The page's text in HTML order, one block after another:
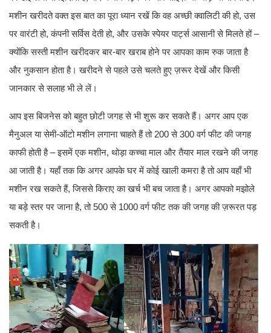
मशीन खरीदते वक्त इस बात का पूरा ध्यान रखें कि वह अच्छी क्वालिटी की हो, उस
पर वारंटी हो, कंपनी सर्विस देती हो, और उसके स्पेयर पार्ट्स आसानी से मिलते हों –
क्योंकि सस्ती मशीन खरीदकर बार-बार खराब होने पर आपका काम रुक जाता है
और नुकसान होता है। खरीदने से पहले उसे चलते हुए ज़रूर देखें और किसी
जानकार से सलाह भी ले लें।
आप इस बिजनेस को बहुत छोटी जगह से भी शुरू कर सकते हैं। अगर आप एक
मैनुअल या सेमी-ऑटो मशीन लगाना चाहते हैं तो 200 से 300 वर्ग फीट की जगह
काफी होती है – इसमें एक मशीन, थोड़ा कच्चा माल और तैयार माल रखने की जगह
आ जाती है। यहाँ तक कि अगर आपके घर में कोई खाली कमरा है तो आप वहाँ भी
मशीन रख सकते हैं, जिससे किराए का खर्च भी बच जाता है। अगर आपको मझोले
या बड़े स्तर पर जाना है, तो 500 से 1000 वर्ग फीट तक की जगह की ज़रूरत पड़
सकती है।